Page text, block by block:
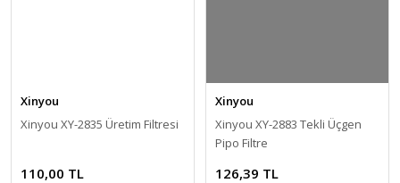
Xinyou
Xinyou XY-2835 Üretim Filtresi
110,00 TL
Xinyou
Xinyou XY-2883 Tekli Üçgen
Pipo Filtre
126,39 TL